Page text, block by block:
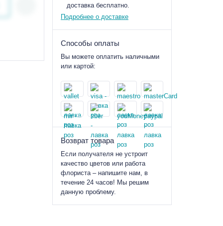
доставка бесплатно.
Подробнее о доставке
Способы оплаты
Вы можете оплатить наличными
или картой:
Возврат товара
Если получателя не устроит
качество цветов или работа
флориста – напишите нам, в
течение 24 часов! Мы решим
данную проблему.